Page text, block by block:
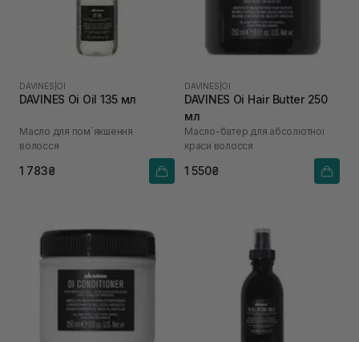
DAVINES OI
DAVINES Oi Oil 135 мл
Масло для пом`якшення
волосся
1 783₴
DAVINES OI
DAVINES Oi Hair Butter 250
мл
Масло-батер для абсолютної
краси волосся
1 550₴